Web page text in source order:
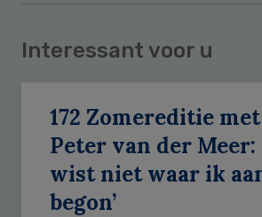
Interessant voor u
172 Zomereditie met
Peter van der Meer:
wist niet waar ik
begon’